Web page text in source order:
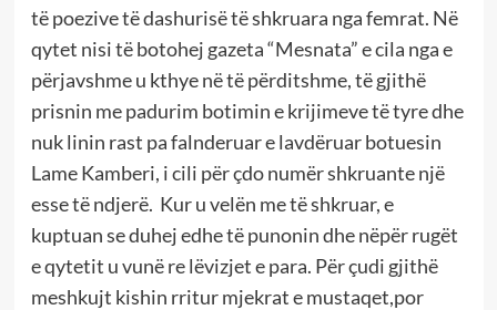
të poezive të dashurisë të shkruara nga femrat. Në
qytet nisi të botohej gazeta “Mesnata” e cila nga e
përjavshme u kthye në të përditshme, të gjithë
prisnin me padurim botimin e krijimeve të tyre dhe
nuk linin rast pa falnderuar e lavdëruar botuesin
Lame Kamberi, i cili për çdo numër shkruante një
esse të ndjerë. Kur u velën me të shkruar, e
kuptuan se duhej edhe të punonin dhe nëpër rugët
e qytetit u vunë re lëvizjet e para. Për çudi gjithë
meshkujt kishin rritur mjekrat e mustaqet,por